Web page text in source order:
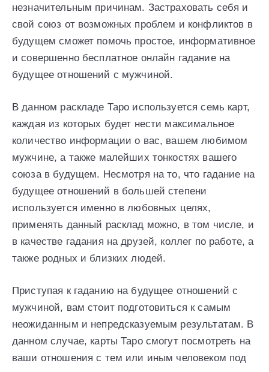
незначительным причинам. Застраховать себя и
свой союз от возможных проблем и конфликтов в
будущем сможет помочь простое, информативное
и совершенно бесплатное онлайн гадание на
будущее отношений с мужчиной.
В данном раскладе Таро используется семь карт,
каждая из которых будет нести максимальное
количество информации о вас, вашем любимом
мужчине, а также малейших тонкостях вашего
союза в будущем. Несмотря на то, что гадание на
будущее отношений в большей степени
используется именно в любовных целях,
применять данный расклад можно, в том числе, и
в качестве гадания на друзей, коллег по работе, а
также родных и близких людей.
Приступая к гаданию на будущее отношений с
мужчиной, вам стоит подготовиться к самым
неожиданным и непредсказуемым результатам. В
данном случае, карты Таро смогут посмотреть на
ваши отношения с тем или иным человеком под